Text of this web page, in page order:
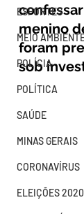
ESPORTES
MEIO
POLÍCIA
POLÍTICA
SAÚDE
MINAS GERAIS
CORONAVÍRUS
ELEIÇÕES 2020
menino
foram
sob